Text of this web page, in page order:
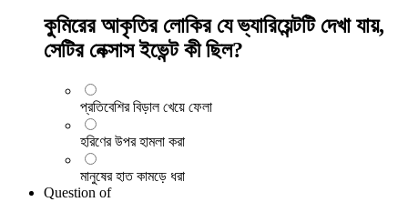
কুমিরের আকৃতির লোকির যে ভ্যারিয়েন্টটি দেখা যায়,
সেটির নেক্সাস ইভেন্ট কী ছিল?
প্রতিবেশির বিড়াল খেয়ে ফেলা
হরিণের উপর হামলা করা
মানুষের হাত কামড়ে ধরা
Question of